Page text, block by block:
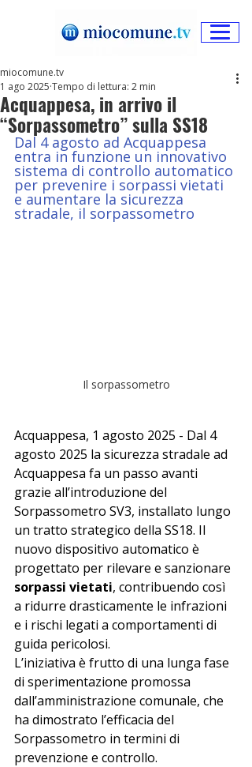
Acquappesa, in arrivo il
“Sorpassometro” sulla SS18
miocomune.tv
1 ago 2025 Tempo di lettura: 2 min
Dal 4 agosto ad Acquappesa
entra in funzione un innovativo
sistema di controllo automatico
per prevenire i sorpassi vietati
e aumentare la sicurezza
stradale, il sorpassometro
Il sorpassometro
Acquappesa, 1 agosto 2025 - Dal 4
agosto 2025 la sicurezza stradale ad
Acquappesa fa un passo avanti
grazie all’introduzione del
Sorpassometro SV3, installato lungo
un tratto strategico della SS18. Il
nuovo dispositivo automatico è
progettato per rilevare e sanzionare
sorpassi vietati, contribuendo così
a ridurre drasticamente le infrazioni
e i rischi legati a comportamenti di
guida pericolosi.
L’iniziativa è frutto di una lunga fase
di sperimentazione promossa
dall’amministrazione comunale, che
ha dimostrato l’efficacia del
Sorpassometro in termini di
prevenzione e controllo.